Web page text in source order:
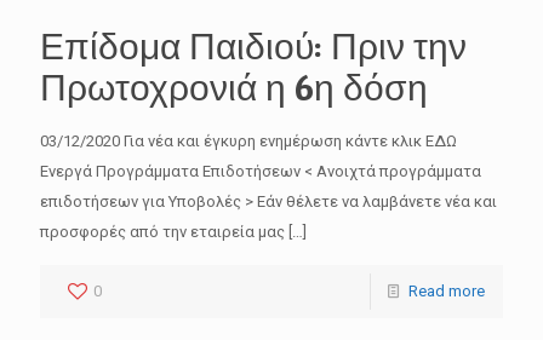
Επίδομα Παιδιού: Πριν την
Πρωτοχρονιά η 6η δόση
03/12/2020 Για νέα και έγκυρη ενημέρωση κάντε κλικ ΕΔΩ
Ενεργά Προγράμματα Επιδοτήσεων < Ανοιχτά προγράμματα
επιδοτήσεων για Υποβολές > Εάν θέλετε να λαμβάνετε νέα και
προσφορές από την εταιρεία μας […]
0 Read more